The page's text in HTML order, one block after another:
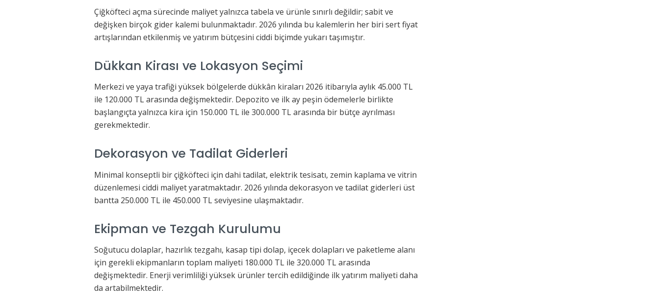
Çiğköfteci açma sürecinde maliyet yalnızca tabela ve ürünle sınırlı değildir; sabit ve
değişken birçok gider kalemi bulunmaktadır. 2026 yılında bu kalemlerin her biri sert fiyat
artışlarından etkilenmiş ve yatırım bütçesini ciddi biçimde yukarı taşımıştır.
Dükkan Kirası ve Lokasyon Seçimi
Merkezi ve yaya trafiği yüksek bölgelerde dükkân kiraları 2026 itibarıyla aylık 45.000 TL
ile 120.000 TL arasında değişmektedir. Depozito ve ilk ay peşin ödemelerle birlikte
başlangıçta yalnızca kira için 150.000 TL ile 300.000 TL arasında bir bütçe ayrılması
gerekmektedir.
Dekorasyon ve Tadilat Giderleri
Minimal konseptli bir çiğköfteci için dahi tadilat, elektrik tesisatı, zemin kaplama ve vitrin
düzenlemesi ciddi maliyet yaratmaktadır. 2026 yılında dekorasyon ve tadilat giderleri üst
bantta 250.000 TL ile 450.000 TL seviyesine ulaşmaktadır.
Ekipman ve Tezgah Kurulumu
Soğutucu dolaplar, hazırlık tezgahı, kasap tipi dolap, içecek dolapları ve paketleme alanı
için gerekli ekipmanların toplam maliyeti 180.000 TL ile 320.000 TL arasında
değişmektedir. Enerji verimliliği yüksek ürünler tercih edildiğinde ilk yatırım maliyeti daha
da artabilmektedir.